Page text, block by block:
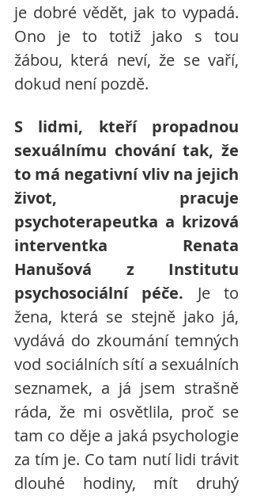
je dobré vědět, jak to vypadá.
Ono je to totiž jako s tou
žábou, která neví, že se vaří,
dokud není pozdě.
S lidmi, kteří propadnou
sexuálnímu chování tak, že
to má negativní vliv na jejich
život, pracuje
psychoterapeutka a krizová
interventka Renata
Hanušová z Institutu
psychosociální péče. Je to
žena, která se stejně jako já,
vydává do zkoumání temných
vod sociálních sítí a sexuálních
seznamek, a já jsem strašně
ráda, že mi osvětlila, proč se
tam co děje a jaká psychologie
za tím je. Co tam nutí lidi trávit
dlouhé hodiny, mít druhý